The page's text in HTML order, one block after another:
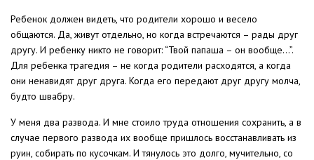
Ребенок должен видеть, что родители хорошо и весело
общаются. Да, живут отдельно, но когда встречаются – рады друг
другу. И ребенку никто не говорит: “Твой папаша – он вообще…”.
Для ребенка трагедия – не когда родители расходятся, а когда
они ненавидят друг друга. Когда его передают друг другу молча,
будто швабру.
У меня два развода. И мне стоило труда отношения сохранить, а в
случае первого развода их вообще пришлось восстанавливать из
руин, собирать по кусочкам. И тянулось это долго, мучительно, со